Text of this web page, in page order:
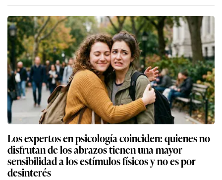
Los expertos en psicología coinciden: quienes no
disfrutan de los abrazos tienen una mayor
sensibilidad a los estímulos físicos y no es por
desinterés